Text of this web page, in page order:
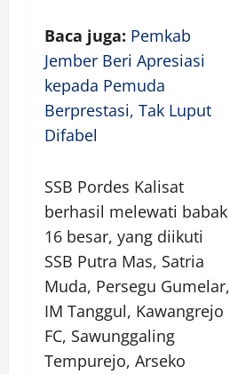
Baca juga: Pemkab
Jember Beri Apresiasi
kepada Pemuda
Berprestasi, Tak Luput
Difabel
SSB Pordes Kalisat
berhasil melewati babak
16 besar, yang diikuti
SSB Putra Mas, Satria
Muda, Persegu Gumelar,
IM Tanggul, Kawangrejo
FC, Sawunggaling
Tempurejo, Arseko